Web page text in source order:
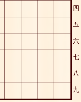
四
五
六
七
八
九